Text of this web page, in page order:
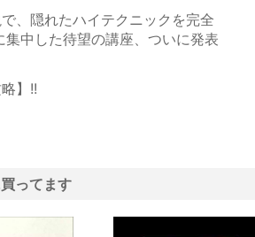
、隠れたハイテクニックを完全
中した待望の講座、ついに発表
】!!
ってます